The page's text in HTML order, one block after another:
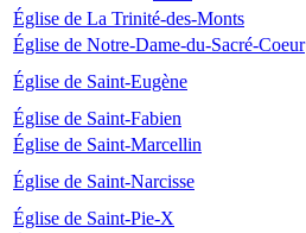
Église de La Trinité-des-Monts
Église de Notre-Dame-du-Sacré-Coeur
Église de Saint-Eugène
Église de Saint-Fabien
Église de Saint-Marcellin
Église de Saint-Narcisse
Église de Saint-Pie-X